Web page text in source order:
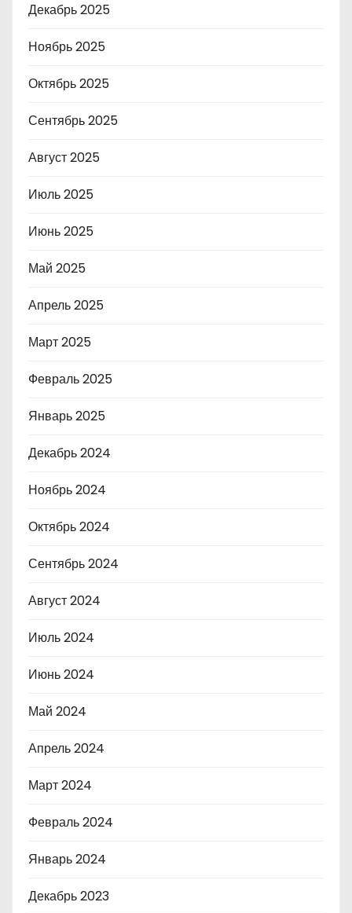
Декабрь 2025
Ноябрь 2025
Октябрь 2025
Сентябрь 2025
Август 2025
Июль 2025
Июнь 2025
Май 2025
Апрель 2025
Март 2025
Февраль 2025
Январь 2025
Декабрь 2024
Ноябрь 2024
Октябрь 2024
Сентябрь 2024
Август 2024
Июль 2024
Июнь 2024
Май 2024
Апрель 2024
Март 2024
Февраль 2024
Январь 2024
Декабрь 2023